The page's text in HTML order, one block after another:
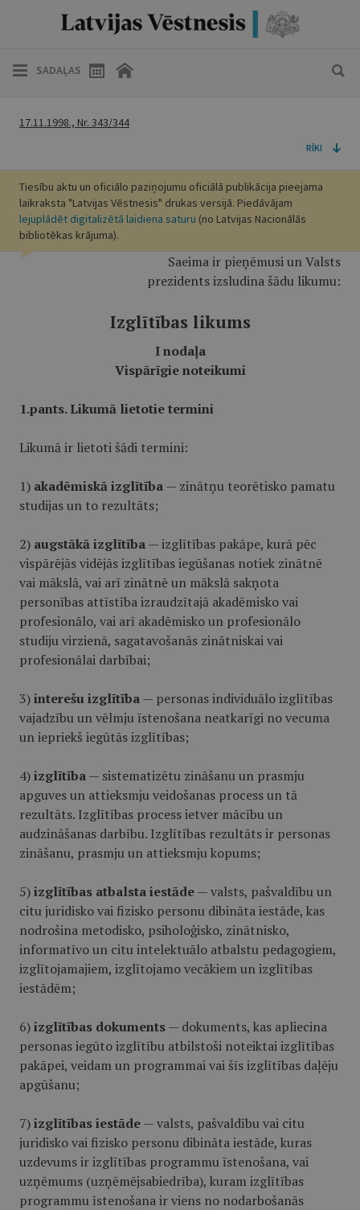
SADAĻAS
17.11.1998., Nr. 343/344
RĪKI
Tiesību aktu un oficiālo paziņojumu oficiālā publikācija pieejama
laikraksta "Latvijas Vēstnesis" drukas versijā. Piedāvājam
lejuplādēt digitalizētā laidiena saturu (no Latvijas Nacionālās
bibliotēkas krājuma).
Saeima ir pieņēmusi un Valsts
prezidents izsludina šādu likumu:
Izglītības likums
I nodaļa
Vispārīgie noteikumi
1.pants. Likumā lietotie termini
Likumā ir lietoti šādi termini:
1) akadēmiskā izglītība— zinātņu teorētisko pamatu
studijas un to rezultāts;
2) augstākā izglītība— izglītības pakāpe, kurā pēc
vispārējās vidējās izglītības iegūšanas notiek zinātnē
vai mākslā, vai arī zinātnē un mākslā sakņota
personības attīstība izraudzītajā akadēmisko vai
profesionālo, vai arī akadēmisko un profesionālo
studiju virzienā, sagatavošanās zinātniskai vai
profesionālai darbībai;
3)interešu izglītība— personas individuālo izglītības
vajadzību un vēlmju īstenošana neatkarīgi no vecuma
un iepriekš iegūtās izglītības;
4)izglītība— sistematizētu zināšanu un prasmju
apguves un attieksmju veidošanas process un tā
rezultāts. Izglītības process ietver mācību un
audzināšanas darbību. Izglītības rezultāts ir personas
zināšanu, prasmju un attieksmju kopums;
5)izglītības atbalsta iestāde— valsts, pašvaldību un
citu juridisko vai fizisko personu dibināta iestāde, kas
nodrošina metodisko, psiholoģisko, zinātnisko,
informatīvo un citu intelektuālo atbalstu pedagogiem,
izglītojamajiem, izglītojamo vecākiem un izglītības
iestādēm;
6)izglītības dokuments— dokuments, kas apliecina
personas iegūto izglītību atbilstoši noteiktai izglītības
pakāpei, veidam un programmai vai šīs izglītības daļēju
apgūšanu;
7)izglītības iestāde— valsts, pašvaldību vai citu
juridisko vai fizisko personu dibināta iestāde, kuras
uzdevums ir izglītības programmu īstenošana, vai
uzņēmums (uzņēmējsabiedrība), kuram izglītības
programmu īstenošana ir viens no nodarbošanās